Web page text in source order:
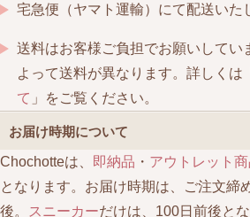
宅急便（ヤマト運輸）にて配送いた
送料はお客様ご負担でお願いしてい
よって送料が異なります。詳しくは
て 」をご覧ください。
お届け時期について
Chochotteは、 即納品 ・ アウトレット
となります。お届け時期は、ご注文締
後。
スニーカーだけは、100日前後とな